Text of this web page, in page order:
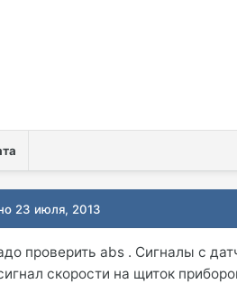
23 июля, 2013
проверить abs . Сигналы с
скорости на щиток